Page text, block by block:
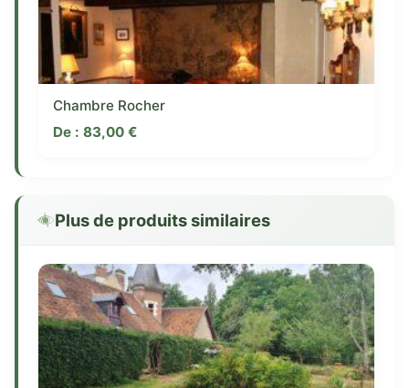
Chambre Rocher
De : 83,00 €
Plus de produits similaires